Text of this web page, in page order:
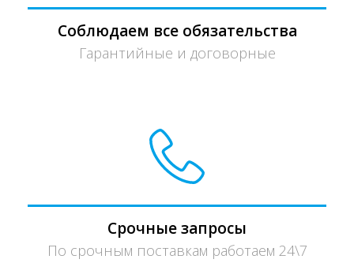
Соблюдаем все обязательства
Гарантийные и договорные
Срочные запросы
По срочным поставкам работаем 24\7